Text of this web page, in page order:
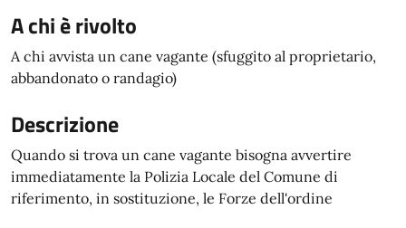
A chi è rivolto
A chi avvista un cane vagante (sfuggito al proprietario,
abbandonato o randagio)
Descrizione
Quando si trova un cane vagante bisogna avvertire
immediatamente la Polizia Locale del Comune di
riferimento, in sostituzione, le Forze dell'ordine